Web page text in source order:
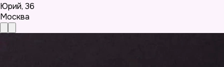
Юрий, 36
Москва